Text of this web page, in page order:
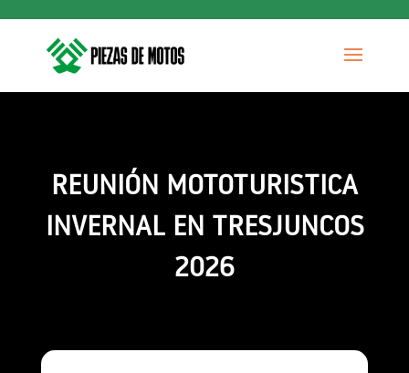
REUNIÓN MOTOTURISTICA
INVERNAL EN TRESJUNCOS
2026